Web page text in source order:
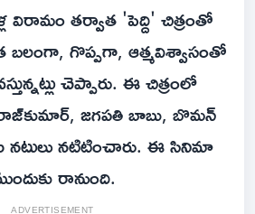
విరామం తర్వాత 'పెద్ది' చిత్రంతో
బలంగా, గొప్పగా, ఆత్మవిశ్వాసంతో
చెప్పారు. ఈ చిత్రంలో
జగపతి బాబు, బొమన్
నటులు నటిటించారు. ఈ సినిమా
రానుంది.
ADVERTISEMENT